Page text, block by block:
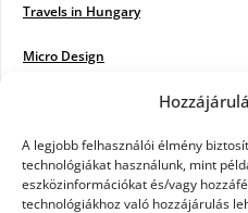
A legjobb felhasználói élmény
technológiákat használunk, mint
eszközinformációkat és/vagy
technológiákhoz való hozzájárulás
Travels in Hungary
Micro Design
Poiwiki
Öntözőrendszer